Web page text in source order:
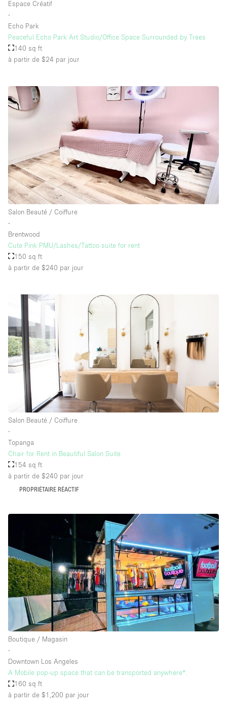
Espace Créatif
∙
Echo Park
Peaceful Echo Park Art Studio/Office Space Surrounded by Trees
140 sq ft
à partir de $24 par jour
Salon Beauté / Coiffure
∙
Brentwood
Cute Pink PMU/Lashes/Tattoo suite for rent
150 sq ft
à partir de $240 par jour
Salon Beauté / Coiffure
∙
Topanga
Chair for Rent in Beautiful Salon Suite
154 sq ft
à partir de $240 par jour
PROPRIÉTAIRE RÉACTIF
Boutique / Magasin
∙
Downtown Los Angeles
A Mobile pop-up space that can be transported anywhere*.
160 sq ft
à partir de $1,200 par jour